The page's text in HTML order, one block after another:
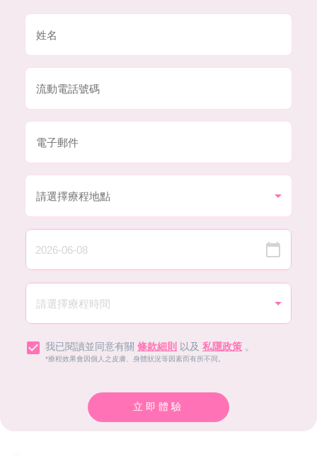
我已閱讀並同意有關 條款細則 以及 私隱政策 。
*療程效果會因個人之皮膚、身體狀況等因素而有所不同。
立即體驗